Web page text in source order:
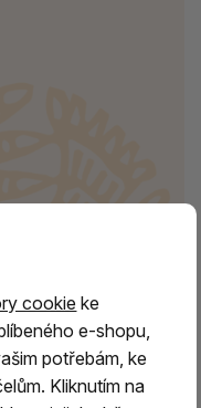
cookie ke
e-shopu,
potřebám, ke
Kliknutím na